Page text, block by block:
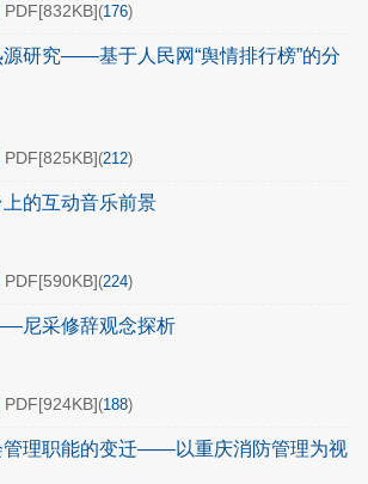
PDF[832KB](176)
研究——基于人民网“舆情排行榜”的分
PDF[825KB](212)
的互动音乐前景
PDF[590KB](224)
尼采修辞观念探析
PDF[924KB](188)
管理职能的变迁——以重庆消防管理为视